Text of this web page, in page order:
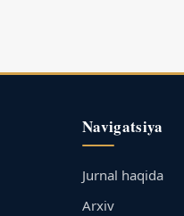
Navigatsiya
Jurnal haqida
Arxiv